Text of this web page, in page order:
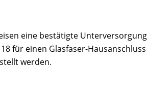
eine bestätigte
für einen Glasfaser-
werden.